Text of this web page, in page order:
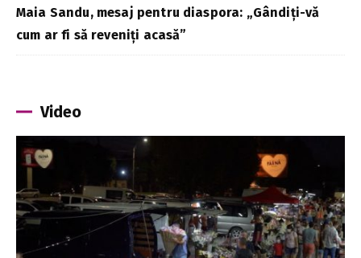
Maia Sandu, mesaj pentru diaspora: „Gândiți-vă
cum ar fi să reveniți acasă”
Video